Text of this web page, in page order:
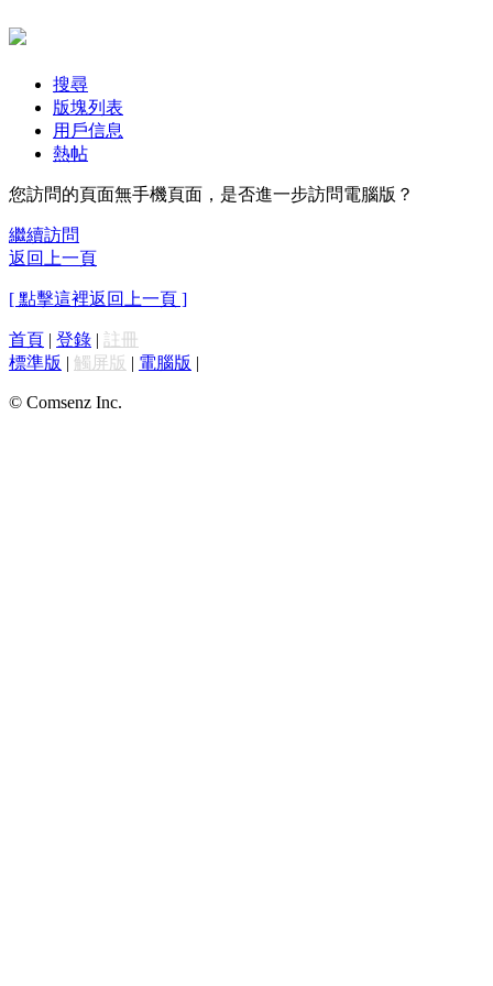
搜尋
版塊列表
用戶信息
熱帖
您訪問的頁面無手機頁面，是否進一步訪問電腦版？
繼續訪問
返回上一頁
[ 點擊這裡返回上一頁 ]
首頁 | 登錄 | 註冊
標準版 | 觸屏版 | 電腦版 |
© Comsenz Inc.